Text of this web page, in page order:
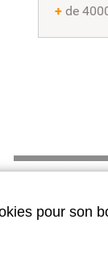
+ de
pour son